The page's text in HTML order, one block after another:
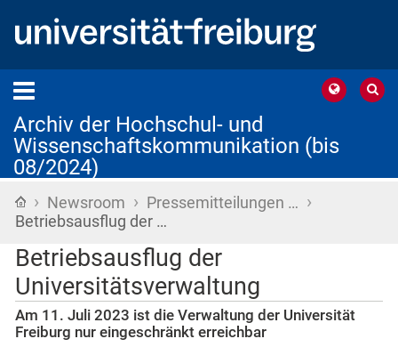
Archiv der Hochschul- und
Wissenschaftskommunikation (bis
08/2024)
Startseite
› Newsroom › Pressemitteilungen … ›
Betriebsausflug der …
Betriebsausflug der
Universitätsverwaltung
Am 11. Juli 2023 ist die Verwaltung der Universität
Freiburg nur eingeschränkt erreichbar